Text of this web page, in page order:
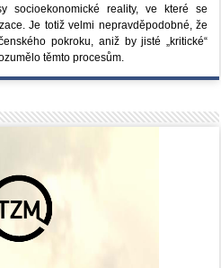
socioekonomické reality, ve které se
Je totiž velmi nepravděpodobné, že
pokroku, aniž by jisté „kritické“
těmto procesům.